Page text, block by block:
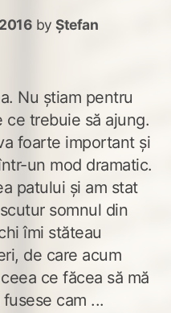
by Ștefan
Nu știam pentru
ce trebuie să ajung.
foarte important și
un mod dramatic.
patului și am stat
somnul din
îmi stăteau
de care acum
ce făcea să mă
cam ...